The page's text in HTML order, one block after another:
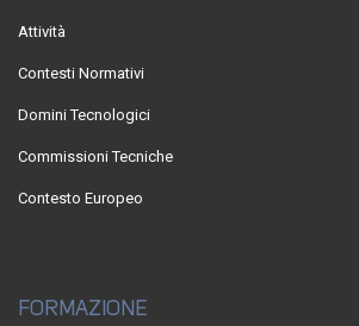
Attività
Contesti Normativi
Domini Tecnologici
Commissioni Tecniche
Contesto Europeo
FORMAZIONE